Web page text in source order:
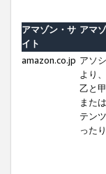
アマゾン・サ
イト
アマ
amazon.co.jp アソ
より
乙と
また
テン
った